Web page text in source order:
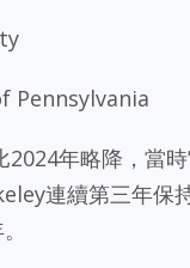
Pennsylvania
年略降，當
連續第三年保